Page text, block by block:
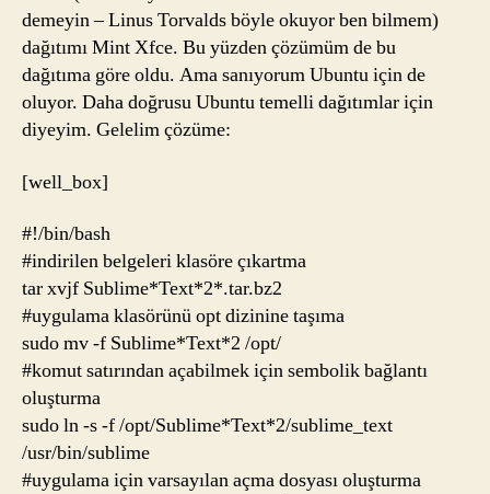
demeyin – Linus Torvalds böyle okuyor ben bilmem)
dağıtımı Mint Xfce. Bu yüzden çözümüm de bu
dağıtıma göre oldu. Ama sanıyorum Ubuntu için de
oluyor. Daha doğrusu Ubuntu temelli dağıtımlar için
diyeyim. Gelelim çözüme:
[well_box]
#!/bin/bash
#indirilen belgeleri klasöre çıkartma
tar xvjf Sublime*Text*2*.tar.bz2
#uygulama klasörünü opt dizinine taşıma
sudo mv -f Sublime*Text*2 /opt/
#komut satırından açabilmek için sembolik bağlantı
oluşturma
sudo ln -s -f /opt/Sublime*Text*2/sublime_text
/usr/bin/sublime
#uygulama için varsayılan açma dosyası oluşturma